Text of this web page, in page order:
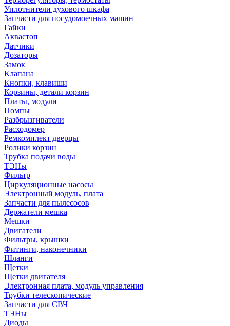
Уплотнители духового шкафа
Запчасти для посудомоечных машин
Гайки
Аквастоп
Датчики
Дозаторы
Замок
Клапана
Кнопки, клавиши
Корзины, детали корзин
Платы, модули
Помпы
Разбрызгиватели
Расходомер
Ремкомплект дверцы
Ролики корзин
Трубка подачи воды
ТЭНы
Фильтр
Циркуляционные насосы
Электронный модуль, плата
Запчасти для пылесосов
Держатели мешка
Мешки
Двигатели
Фильтры, крышки
Фитинги, наконечники
Шланги
Щетки
Щетки двигателя
Электронная плата, модуль управления
Трубки телескопические
Запчасти для СВЧ
ТЭНы
Диоды